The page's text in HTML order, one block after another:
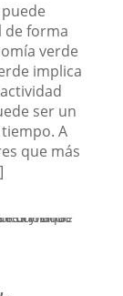
de forma
verde
implica
ser un
A
que más